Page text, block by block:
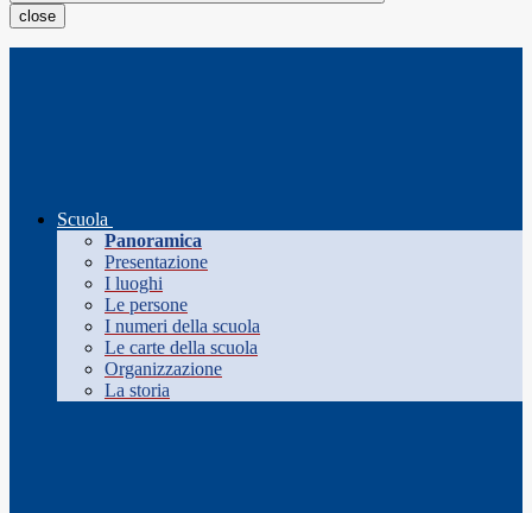
close
Scuola
Panoramica
Presentazione
I luoghi
Le persone
I numeri della scuola
Le carte della scuola
Organizzazione
La storia